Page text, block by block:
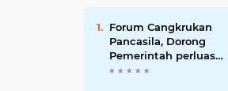
Forum Cangkrukan
Pancasila, Dorong
Pemerintah perluas
intensif Perpajakan